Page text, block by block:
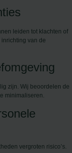
leiden tot klachten of
van de
zijn. Wij beoordelen de
minimaliseren.
vergroten risico’s.